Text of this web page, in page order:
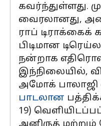
கவர்ந்துள்ளது.
வைரலானது,
ராப் டிராக்கைக்
பிடிமான
நன்றாக
இந்நிலையில்,
அமோக் பாலாஜி
பாடலான
19)